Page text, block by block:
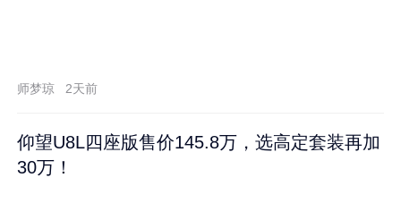
师梦琼 2天前
仰望U8L四座版售价145.8万，选高定套装再加
30万！